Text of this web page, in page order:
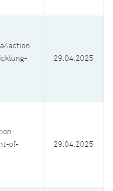
29.04.2025
of-
29.04.2025